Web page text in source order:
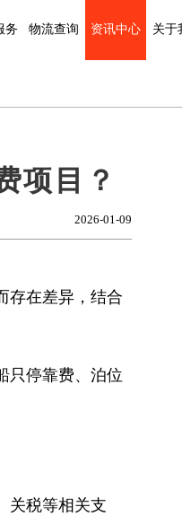
务 物流查询 资讯中心 关于
项目？
2026-01-09
存在差异，结合
只停靠费、泊位
关税等相关支